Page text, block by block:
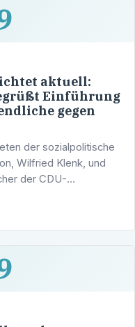
aktuell:
Einführung
gegen
der sozialpolitische
Wilfried Klenk, und
der CDU-